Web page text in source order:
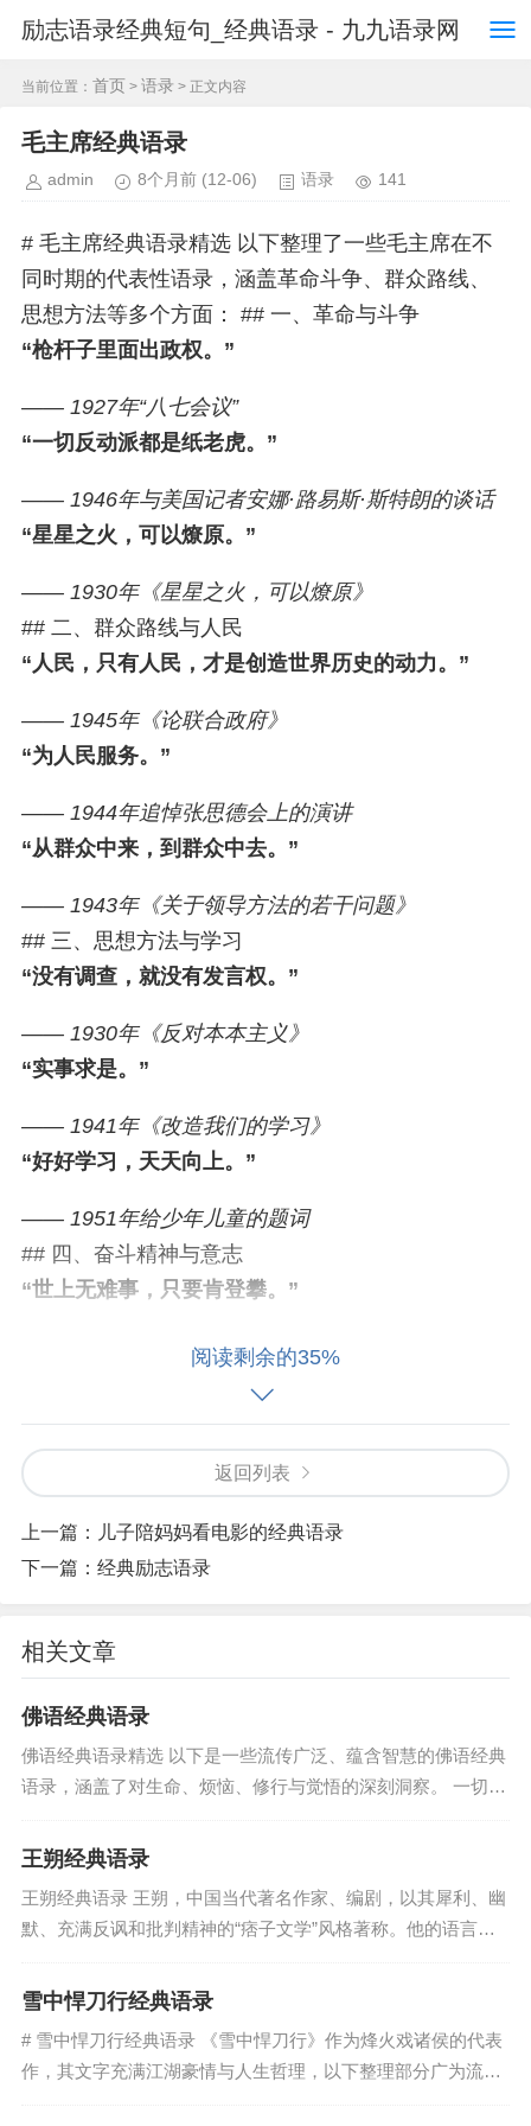
励志语录经典短句_经典语录 - 九九语录网
当前位置： 首页 > 语录 > 正文内容
毛主席经典语录
admin 8个月前 (12-06) 语录 141
# 毛主席经典语录精选 以下整理了一些毛主席在不
同时期的代表性语录，涵盖革命斗争、群众路线、
思想方法等多个方面： ## 一、革命与斗争
“枪杆子里面出政权。”
—— 1927年“八七会议”
“一切反动派都是纸老虎。”
—— 1946年与美国记者安娜·路易斯·斯特朗的谈话
“星星之火，可以燎原。”
—— 1930年《星星之火，可以燎原》
## 二、群众路线与人民
“人民，只有人民，才是创造世界历史的动力。”
—— 1945年《论联合政府》
“为人民服务。”
—— 1944年追悼张思德会上的演讲
“从群众中来，到群众中去。”
—— 1943年《关于领导方法的若干问题》
## 三、思想方法与学习
“没有调查，就没有发言权。”
—— 1930年《反对本本主义》
“实事求是。”
—— 1941年《改造我们的学习》
“好好学习，天天向上。”
—— 1951年给少年儿童的题词
## 四、奋斗精神与意志
“世上无难事，只要肯登攀。”
—— 1965年《水调歌头·重上井冈山》
“下定决心，不怕牺牲，排除万难，去争取胜利。”
“自力更生，艰苦奋斗。”
—— 延安时期提出的方针
## 五、国际视野
赶上和超过世界先进水平。”
—— 1956年《纪念孙中山先生》
---
注：这些语录产生于特定的历史背景和条件下，
反映了毛泽东同志在革命和建设时期的重要思想
观点。学习这些语录应结合具体历史背景，理解
标签: 毛主席经典语录
阅读剩余的35%
返回列表
上一篇：
儿子陪妈妈看电影的经典语录
下一篇： 经典励志语录
相关文章
佛语经典语录
佛语经典语录精选 以下是一些流传广泛、蕴含智慧的佛语经典
语录，涵盖了对生命、烦恼、修行与觉悟的深刻洞察。 一切有
王朔经典语录
王朔经典语录 王朔，中国当代著名作家、编剧，以其犀利、幽
默、充满反讽和批判精神的“痞子文学”风格著称。他的语言直
杂面相。以下收录其部分经典语...
雪中悍刀行经典语录
# 雪中悍刀行经典语录 《雪中悍刀行》作为烽火戏诸侯的代表
作，其文字充满江湖豪情与人生哲理，以下整理部分广为流传